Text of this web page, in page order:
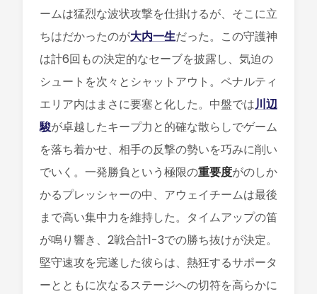
ームは猛烈な波状攻撃を仕掛けるが、そこに立
ちはだかったのが大内一生だった。この守護神
は計6回もの決定的なセーブを披露し、気迫の
シュートを次々とシャットアウト。ペナルティ
エリア内はまさに要塞と化した。中盤では川辺
駿が卓越したキープ力と的確な散らしでゲーム
を落ち着かせ、相手の反撃の勢いを巧みに削い
でいく。一発勝負という極限の重要度がのしか
かるプレッシャーの中、アウェイチームは最後
まで高い集中力を維持した。タイムアップの笛
が鳴り響き、2戦合計1-3での勝ち抜けが決定。
堅守速攻を完遂した彼らは、熱狂するサポータ
ーとともに次なるステージへの切符を高らかに